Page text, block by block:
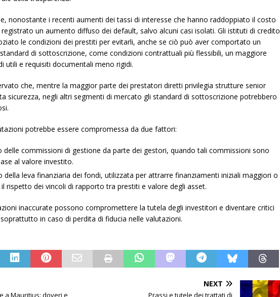
nonostante i recenti aumenti dei tassi di interesse che hanno raddoppiato il costo
un aumento diffuso dei default, salvo alcuni casi isolati. Gli istituti di credito
le condizioni dei prestiti per evitarli, anche se ciò può aver comportato un
di sottoscrizione, come condizioni contrattuali più flessibili, un maggiore
utili e requisiti documentali meno rigidi.
che, mentre la maggior parte dei prestatori diretti privilegia strutture senior
sicurezza, negli altri segmenti di mercato gli standard di sottoscrizione potrebbero
potrebbe essere compromessa da due fattori:
commissioni di gestione da parte dei gestori, quando tali commissioni sono
al valore investito.
leva finanziaria dei fondi, utilizzata per attrarre finanziamenti iniziali maggiori o
rispetto dei vincoli di rapporto tra prestiti e valore degli asset.
inaccurate possono compromettere la tutela degli investitori e diventare critici
in caso di perdita di fiducia nelle valutazioni.
a Mauritius: doveri e
NEXT
Prassi e tutele dei trattati di